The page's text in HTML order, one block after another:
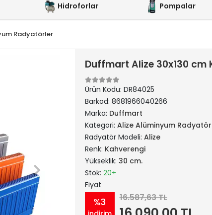
Hidroforlar Pompalar
Radyatörler
Duffmart Alize 30x130
Ürün Kodu: DR84025
Barkod: 8681966040266
Marka: Duffmart
Kategori: Alize Alüminyum
Radyatör Modeli: Alize
Renk: Kahverengi
Yükseklik: 30 cm.
Stok: 20+
Fiyat
%3 16.587,63 TL